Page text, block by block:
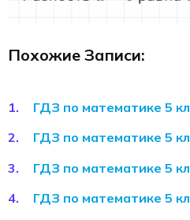
Похожие Записи:
ГДЗ по математике 5
ГДЗ по математике 5
ГДЗ по математике 5
ГДЗ по математике 5